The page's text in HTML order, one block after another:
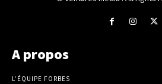
A propos
L’ÉQUIPE FORBES